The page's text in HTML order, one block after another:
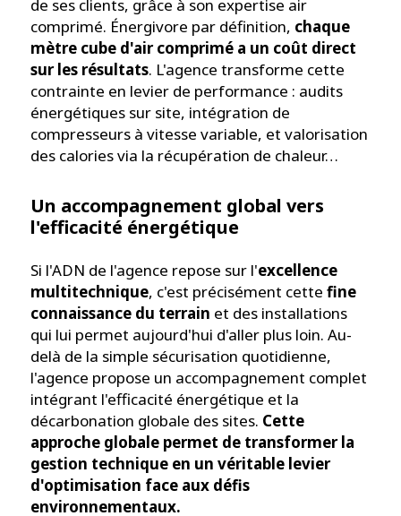
de ses clients, grâce à son expertise air
comprimé. Énergivore par définition, chaque
mètre cube d'air comprimé a un coût direct
sur les résultats. L'agence transforme cette
contrainte en levier de performance : audits
énergétiques sur site, intégration de
compresseurs à vitesse variable, et valorisation
des calories via la récupération de chaleur…
Un accompagnement global vers
l'efficacité énergétique
Si l'ADN de l'agence repose sur l'excellence
multitechnique, c'est précisément cette fine
connaissance du terrain et des installations
qui lui permet aujourd'hui d'aller plus loin. Au-
delà de la simple sécurisation quotidienne,
l'agence propose un accompagnement complet
intégrant l'efficacité énergétique et la
décarbonation globale des sites. Cette
approche globale permet de transformer la
gestion technique en un véritable levier
d'optimisation face aux défis
environnementaux.